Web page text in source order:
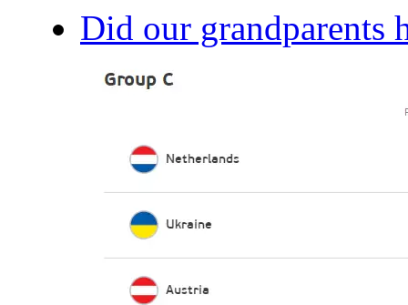
Did our grandparents